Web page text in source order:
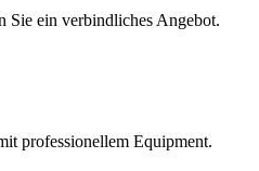
Sie ein verbindliches Angebot.
professionellem Equipment.